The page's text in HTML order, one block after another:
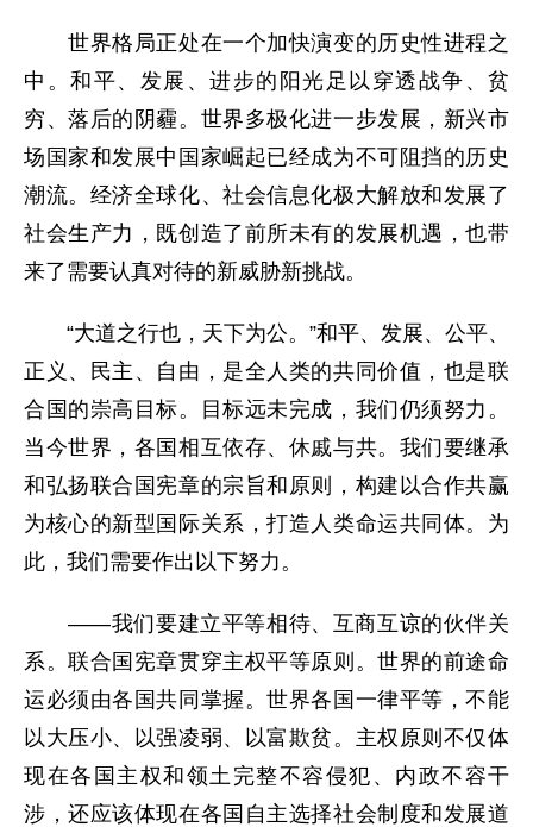
世界格局正处在一个加快演变的历史性进程之
中。和平、发展、进步的阳光足以穿透战争、贫
穷、落后的阴霾。世界多极化进一步发展，新兴市
场国家和发展中国家崛起已经成为不可阻挡的历史
潮流。经济全球化、社会信息化极大解放和发展了
社会生产力，既创造了前所未有的发展机遇，也带
来了需要认真对待的新威胁新挑战。
“大道之行也，天下为公。”和平、发展、公平、
正义、民主、自由，是全人类的共同价值，也是联
合国的崇高目标。目标远未完成，我们仍须努力。
当今世界，各国相互依存、休戚与共。我们要继承
和弘扬联合国宪章的宗旨和原则，构建以合作共赢
为核心的新型国际关系，打造人类命运共同体。为
此，我们需要作出以下努力。
——我们要建立平等相待、互商互谅的伙伴关
系。联合国宪章贯穿主权平等原则。世界的前途命
运必须由各国共同掌握。世界各国一律平等，不能
以大压小、以强凌弱、以富欺贫。主权原则不仅体
现在各国主权和领土完整不容侵犯、内政不容干
涉，还应该体现在各国自主选择社会制度和发展道